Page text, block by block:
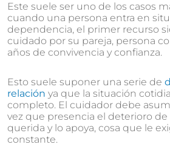
Este suele ser uno de los casos
cuando una persona entra en
dependencia, el primer recurso
cuidado por su pareja, persona
años de convivencia y confianza.
Esto suele suponer una serie de
relación ya que la situación
completo. El cuidador debe
vez que presencia el deterioro
querida y lo apoya, cosa que le
constante.